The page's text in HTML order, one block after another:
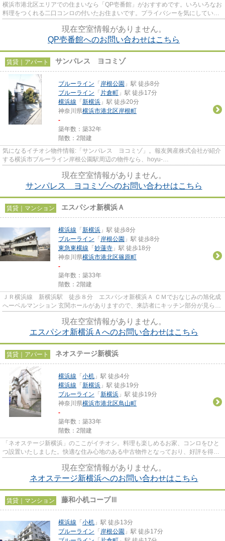
横浜市港北区エリアでの住まいなら「QP壱番館」がおすすめです。いろいろなお
料理をつくれる二口コンロの付いたお住まいです。プライバシーを気にしている
現在空室情報がありません。
QP壱番館へのお問い合わせはこちら
賃貸｜アパート サンパレス ヨコミゾ
ブルーライン 「 岸根公園 」駅 徒歩8分
ブルーライン 「 片倉町 」駅 徒歩17分
横浜線 「 新横浜 」駅 徒歩20分
神奈川県横浜市港北区岸根町
-
築年数：築32年
階数：2階建
気になるイチオシ物件情報:「サンパレス ヨコミゾ」。報友興産株式会社が紹介
する横浜市ブルーライン岸根公園駅周辺の物件なら、hoyu-
現在空室情報がありません。
サンパレス ヨコミゾへのお問い合わせはこちら
賃貸｜マンション エスパシオ新横浜Ａ
横浜線 「 新横浜 」駅 徒歩8分
ブルーライン 「 岸根公園 」駅 徒歩8分
東急東横線 「 妙蓮寺 」駅 徒歩18分
神奈川県横浜市港北区篠原町
-
築年数：築33年
階数：2階建
ＪＲ横浜線 新横浜駅 徒歩８分 エスパシオ新横浜Ａ ＣＭでおなじみの旭化成
へーベルマンション 玄関ホールがありますので、来訪者にキッチン部分が見られ
現在空室情報がありません。
エスパシオ新横浜Ａへのお問い合わせはこちら
賃貸｜アパート ネオステージ新横浜
横浜線 「 小机 」駅 徒歩4分
横浜線 「 新横浜 」駅 徒歩19分
ブルーライン 「 新横浜 」駅 徒歩19分
神奈川県横浜市港北区鳥山町
-
築年数：築33年
階数：2階建
「ネオステージ新横浜」のここがイチオシ。料理も楽しめるお家、コンロをひと
つ設置いたしました。快適な住み心地のある中古物件となっており、好評を得て
現在空室情報がありません。
ネオステージ新横浜へのお問い合わせはこちら
賃貸｜マンション 藤和小机コープⅢ
横浜線 「 小机 」駅 徒歩13分
ブルーライン 「 岸根公園 」駅 徒歩17分